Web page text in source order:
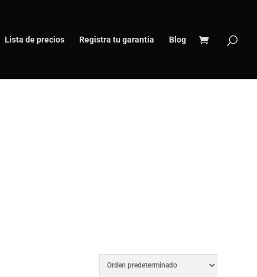
Lista de precios Registra tu garantia Blog